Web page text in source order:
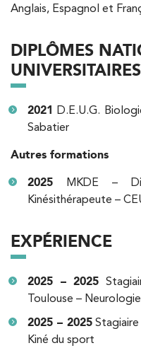
Anglais, Espagnol et
DIPLÔMES
UNIVERSITAIRES
2021 D.E.U.G.
Sabatier
Autres formations
2025 MKDE –
Kinésithérapeute –
EXPÉRIENCE
2025 – 2025
Toulouse – Neurologie
2025 – 2025Stagiaire
Kiné du sport
IK Boulogne – 92
Billancourt
3 Av. André
Billancourt
PRENDRE
PRENDRE
Kinésithérapie
380 Av. de la
Châtenay-
380 Av. de la
01 43 50 05 24
Kinésithérapie